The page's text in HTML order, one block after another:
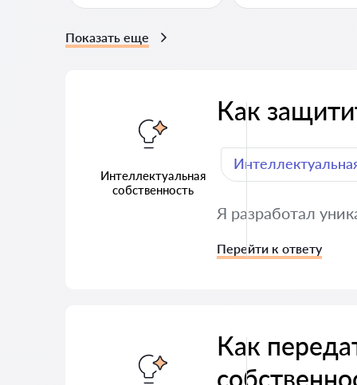
Показать еще
Интеллектуальная
собственность
Как
Я разработал
Перейти к ответу
Как